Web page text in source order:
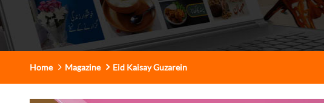
Home Magazine Eid Kaisay Guzarein